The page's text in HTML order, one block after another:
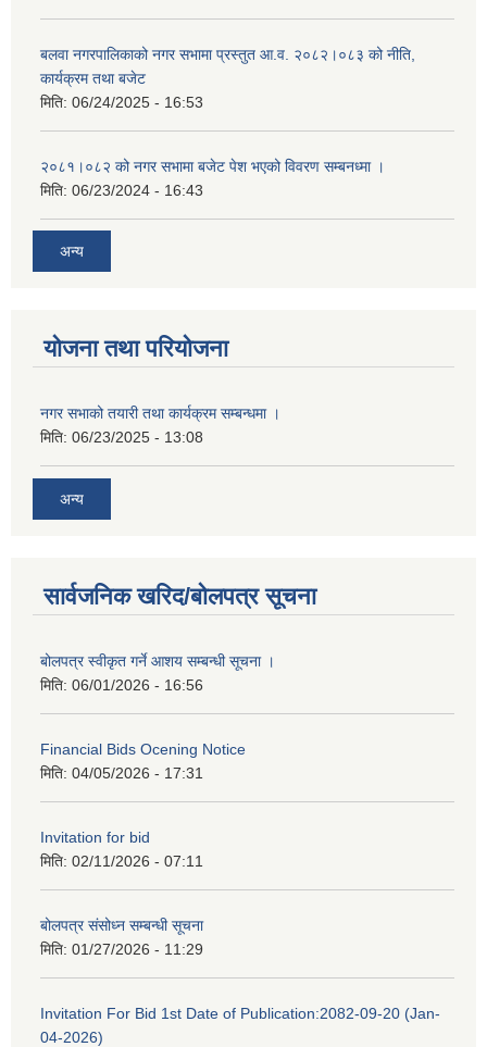
बलवा नगरपालिकाको नगर सभामा प्रस्तुत आ.व. २०८२।०८३ को नीति,
कार्यक्रम तथा बजेट
मिति: 06/24/2025 - 16:53
२०८१।०८२ को नगर सभामा बजेट पेश भएको विवरण सम्बनध्मा ।
मिति: 06/23/2024 - 16:43
अन्य
योजना तथा परियोजना
नगर सभाको तयारी तथा कार्यक्रम सम्बन्धमा ।
मिति: 06/23/2025 - 13:08
अन्य
सार्वजनिक खरिद/बोलपत्र सूचना
बोलपत्र स्वीकृत गर्ने आशय सम्बन्धी सूचना ।
मिति: 06/01/2026 - 16:56
Financial Bids Ocening Notice
मिति: 04/05/2026 - 17:31
Invitation for bid
मिति: 02/11/2026 - 07:11
बोलपत्र संसोध्न सम्बन्धी सूचना
मिति: 01/27/2026 - 11:29
Invitation For Bid 1st Date of Publication:2082-09-20 (Jan-
04-2026)